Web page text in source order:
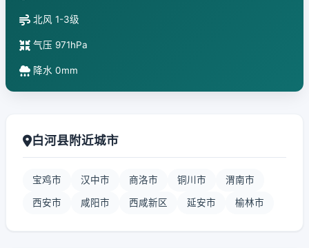
北风 1-3级
气压 971hPa
降水 0mm
白河县附近城市
宝鸡市 汉中市 商洛市 铜川市 渭南市
西安市 咸阳市 西咸新区 延安市 榆林市